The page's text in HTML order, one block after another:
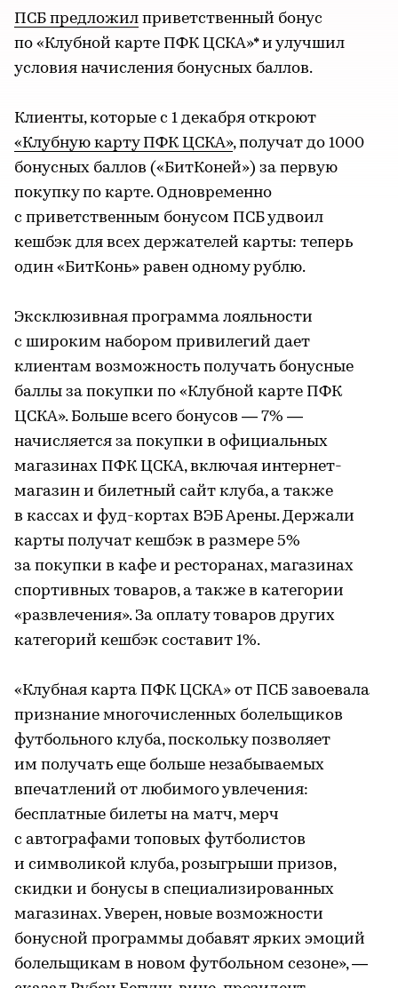
ПСБ предложил приветственный бонус
по «Клубной карте ПФК ЦСКА»* и улучшил
условия начисления бонусных баллов.
Клиенты, которые с 1 декабря откроют
«Клубную карту ПФК ЦСКА», получат до 1000
бонусных баллов («БитКоней») за первую
покупку по карте. Одновременно
с приветственным бонусом ПСБ удвоил
кешбэк для всех держателей карты: теперь
один «БитКонь» равен одному рублю.
Эксклюзивная программа лояльности
с широким набором привилегий дает
клиентам возможность получать бонусные
баллы за покупки по «Клубной карте ПФК
ЦСКА». Больше всего бонусов — 7% —
начисляется за покупки в официальных
магазинах ПФК ЦСКА, включая интернет-
магазин и билетный сайт клуба, а также
в кассах и фуд-кортах ВЭБ Арены. Держали
карты получат кешбэк в размере 5%
за покупки в кафе и ресторанах, магазинах
спортивных товаров, а также в категории
«развлечения». За оплату товаров других
категорий кешбэк составит 1%.
«Клубная карта ПФК ЦСКА» от ПСБ завоевала
признание многочисленных болельщиков
футбольного клуба, поскольку позволяет
им получать еще больше незабываемых
впечатлений от любимого увлечения:
бесплатные билеты на матч, мерч
с автографами топовых футболистов
и символикой клуба, розыгрыши призов,
скидки и бонусы в специализированных
магазинах. Уверен, новые возможности
бонусной программы добавят ярких эмоций
болельщикам в новом футбольном сезоне», —